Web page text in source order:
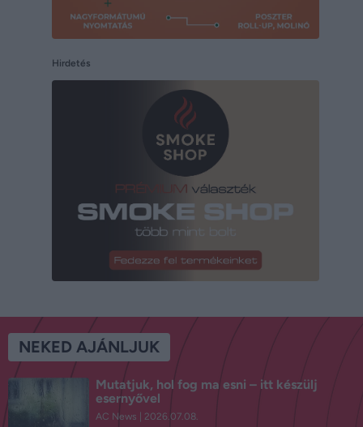
Hirdetés
NEKED AJÁNLJUK
Mutatjuk, hol fog ma esni – itt készülj
esernyővel
AC News 2026.07.08.